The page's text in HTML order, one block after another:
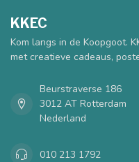
KKEC
Kom langs in de Koopgoot.
met creatieve cadeaus,
Beurstraverse 186
3012 AT Rotterdam
Nederland
010 213 1792